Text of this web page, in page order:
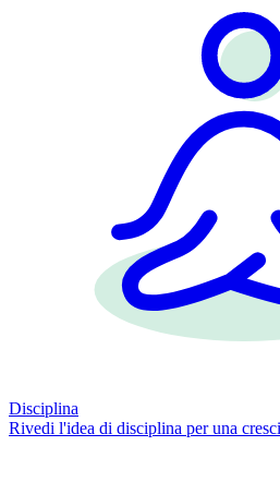
Disciplina
Rivedi l'idea di disciplina per una